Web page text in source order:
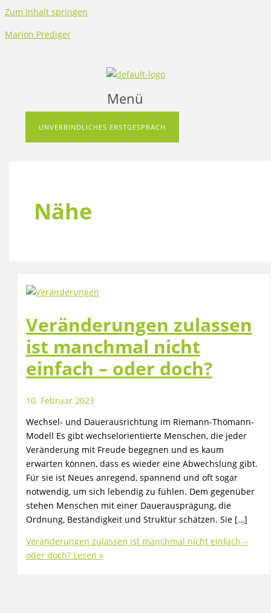
Zum Inhalt springen
Marion Prediger
Menü
UNVERBINDLICHES ERSTGESPRÄCH
Nähe
Veränderungen zulassen
ist manchmal nicht
einfach – oder doch?
10. Februar 2023
Wechsel- und Dauerausrichtung im Riemann-Thomann-
Modell Es gibt wechselorientierte Menschen, die jeder
Veränderung mit Freude begegnen und es kaum
erwarten können, dass es wieder eine Abwechslung gibt.
Für sie ist Neues anregend, spannend und oft sogar
notwendig, um sich lebendig zu fühlen. Dem gegenüber
stehen Menschen mit einer Dauerausprägung, die
Ordnung, Beständigkeit und Struktur schätzen. Sie […]
Veränderungen zulassen ist manchmal nicht einfach –
oder doch?Lesen »